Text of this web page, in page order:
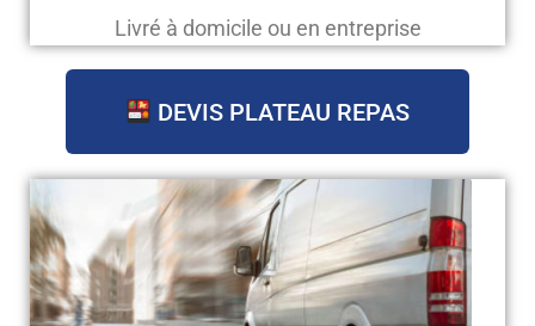
Livré à domicile ou en entreprise
DEVIS PLATEAU REPAS